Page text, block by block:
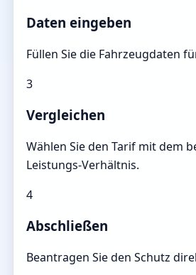
Daten eingeben
Füllen Sie die Fahrzeugdaten
3
Vergleichen
Wählen Sie den Tarif mit dem
Leistungs-Verhältnis.
4
Abschließen
Beantragen Sie den Schutz